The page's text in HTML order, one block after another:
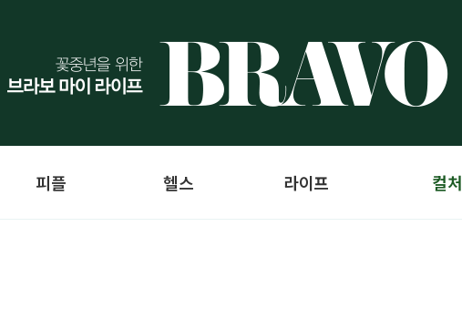
피플 헬스 라이프 컬처